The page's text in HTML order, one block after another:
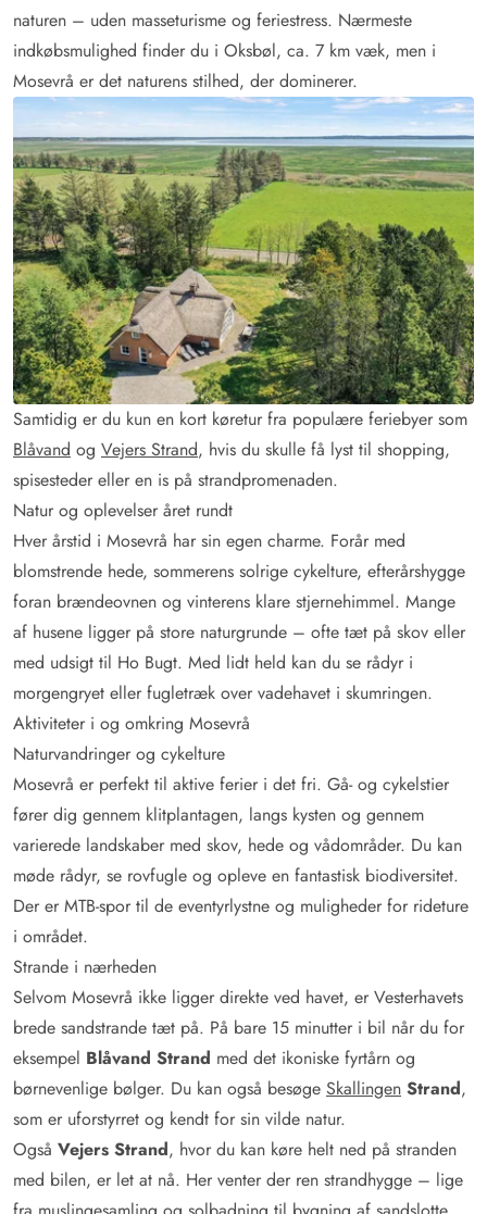
naturen – uden masseturisme og feriestress. Nærmeste
indkøbsmulighed finder du i Oksbøl, ca. 7 km væk, men i
Mosevrå er det naturens stilhed, der dominerer.
Samtidig er du kun en kort køretur fra populære feriebyer som
Blåvand og Vejers Strand, hvis du skulle få lyst til shopping,
spisesteder eller en is på strandpromenaden.
Natur og oplevelser året rundt
Hver årstid i Mosevrå har sin egen charme. Forår med
blomstrende hede, sommerens solrige cykelture, efterårshygge
foran brændeovnen og vinterens klare stjernehimmel. Mange
af husene ligger på store naturgrunde – ofte tæt på skov eller
med udsigt til Ho Bugt. Med lidt held kan du se rådyr i
morgengryet eller fugletræk over vadehavet i skumringen.
Aktiviteter i og omkring Mosevrå
Naturvandringer og cykelture
Mosevrå er perfekt til aktive ferier i det fri. Gå- og cykelstier
fører dig gennem klitplantagen, langs kysten og gennem
varierede landskaber med skov, hede og vådområder. Du kan
møde rådyr, se rovfugle og opleve en fantastisk biodiversitet.
Der er MTB-spor til de eventyrlystne og muligheder for rideture
i området.
Strande i nærheden
Selvom Mosevrå ikke ligger direkte ved havet, er Vesterhavets
brede sandstrande tæt på. På bare 15 minutter i bil når du for
eksempel Blåvand Strand med det ikoniske fyrtårn og
børnevenlige bølger. Du kan også besøge Skallingen Strand,
som er uforstyrret og kendt for sin vilde natur.
Også Vejers Strand, hvor du kan køre helt ned på stranden
med bilen, er let at nå. Her venter der ren strandhygge – lige